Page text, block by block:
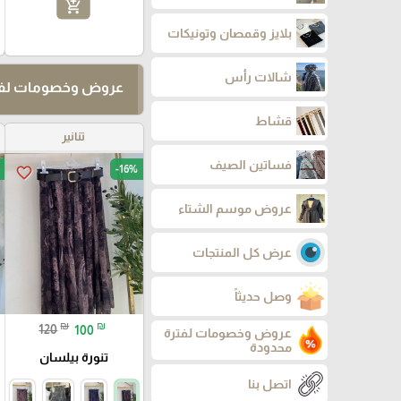
بلايز وقمصان وتونيكات
شالات رأس
قشاط
فساتين الصيف
عروض موسم الشتاء
عرض كل المنتجات
وصل حديثاً
عروض وخصومات لفترة
محدودة
اتصل بنا
add_shopping_cart
عروض وخصومات
تنانير
favorite_border -16%
120 ₪ 100 ₪
تنورة بيلسان